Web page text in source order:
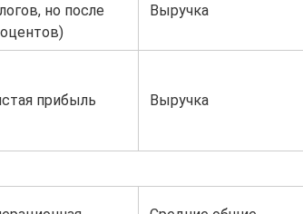
но после
Выручка
прибыль Выручка